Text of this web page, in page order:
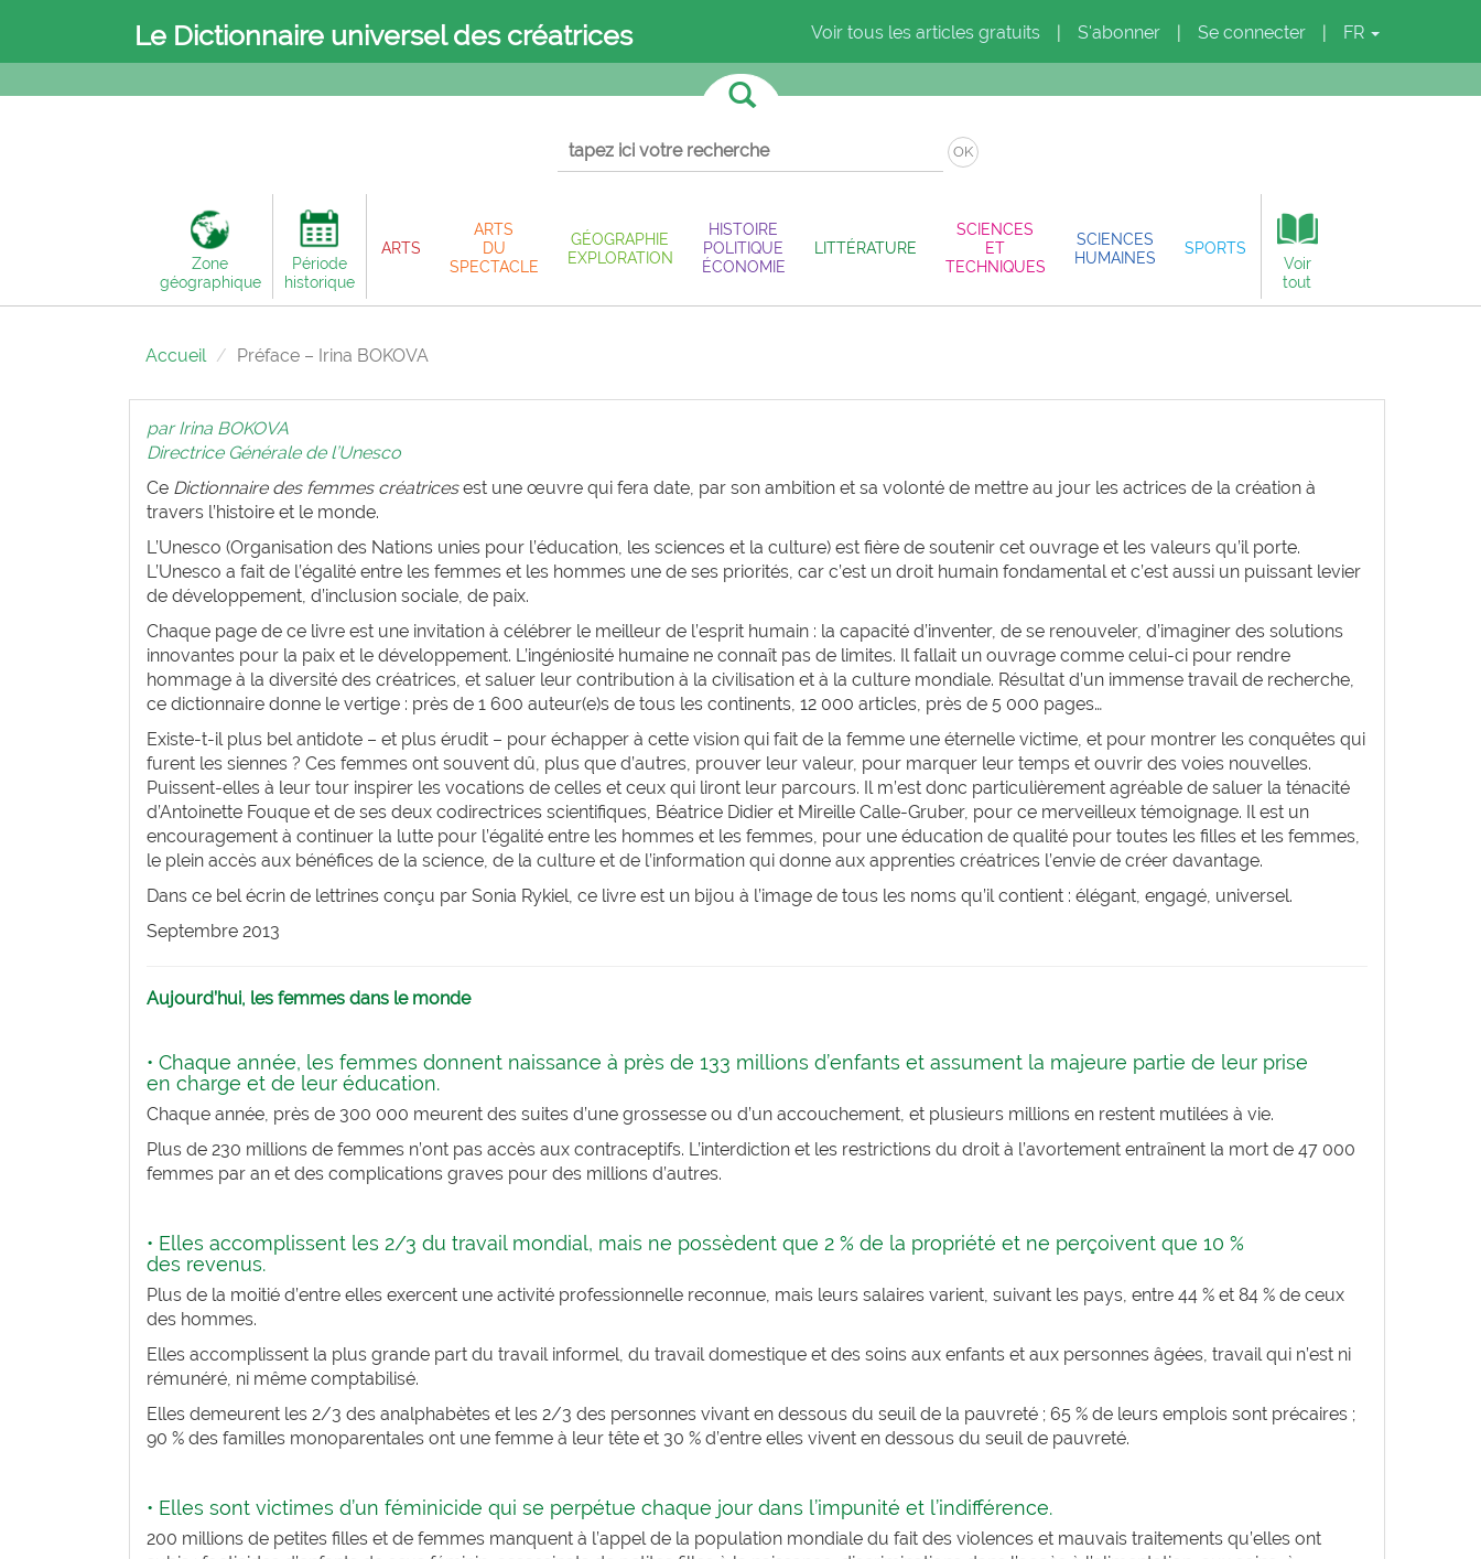
Le Dictionnaire universel des créatrices Voir tous les articles gratuits S'abonner Se connecter FR
OK
Zone
géographique
Période
historique
ARTS
ARTS
DU
SPECTACLE
GÉOGRAPHIE
EXPLORATION
HISTOIRE
POLITIQUE
ÉCONOMIE
LITTÉRATURE
SCIENCES
ET
TECHNIQUES
SCIENCES
HUMAINES
SPORTS
Voir
tout
Accueil Préface – Irina BOKOVA
par Irina BOKOVA
Directrice Générale de l’Unesco
Ce Dictionnaire des femmes créatricesest une œuvre qui fera date, par son ambition et sa volonté de mettre au jour les actrices de la création à
travers l’histoire et le monde.
L’Unesco (Organisation des Nations unies pour l’éducation, les sciences et la culture) est fière de soutenir cet ouvrage et les valeurs qu’il porte.
L’Unesco a fait de l’égalité entre les femmes et les hommes une de ses priorités, car c’est un droit humain fondamental et c’est aussi un puissant levier
de développement, d’inclusion sociale, de paix.
Chaque page de ce livre est une invitation à célébrer le meilleur de l’esprit humain : la capacité d’inventer, de se renouveler, d’imaginer des solutions
innovantes pour la paix et le développement. L’ingéniosité humaine ne connaît pas de limites. Il fallait un ouvrage comme celui-ci pour rendre
hommage à la diversité des créatrices, et saluer leur contribution à la civilisation et à la culture mondiale. Résultat d’un immense travail de recherche,
ce dictionnaire donne le vertige : près de 1 600 auteur(e)s de tous les continents, 12 000 articles, près de 5 000 pages…
Existe-t-il plus bel antidote – et plus érudit – pour échapper à cette vision qui fait de la femme une éternelle victime, et pour montrer les conquêtes qui
furent les siennes ? Ces femmes ont souvent dû, plus que d’autres, prouver leur valeur, pour marquer leur temps et ouvrir des voies nouvelles.
Puissent-elles à leur tour inspirer les vocations de celles et ceux qui liront leur parcours. Il m’est donc particulièrement agréable de saluer la ténacité
d’Antoinette Fouque et de ses deux codirectrices scientifiques, Béatrice Didier et Mireille Calle-Gruber, pour ce merveilleux témoignage. Il est un
encouragement à continuer la lutte pour l’égalité entre les hommes et les femmes, pour une éducation de qualité pour toutes les filles et les femmes,
le plein accès aux bénéfices de la science, de la culture et de l’information qui donne aux apprenties créatrices l’envie de créer davantage.
Dans ce bel écrin de lettrines conçu par Sonia Rykiel, ce livre est un bijou à l’image de tous les noms qu’il contient : élégant, engagé, universel.
Septembre 2013
Aujourd’hui, les femmes dans le monde
• Chaque année, les femmes donnent naissance à près de 133 millions d’enfants et assument la majeure partie de leur prise
en charge et de leur éducation.
Chaque année, près de 300 000 meurent des suites d’une grossesse ou d’un accouchement, et plusieurs millions en restent mutilées à vie.
Plus de 230 millions de femmes n’ont pas accès aux contraceptifs. L’interdiction et les restrictions du droit à l’avortement entraînent la mort de 47 000
femmes par an et des complications graves pour des millions d’autres.
• Elles accomplissent les 2/3 du travail mondial, mais ne possèdent que 2 % de la propriété et ne perçoivent que 10 %
des revenus.
Plus de la moitié d’entre elles exercent une activité professionnelle reconnue, mais leurs salaires varient, suivant les pays, entre 44 % et 84 % de ceux
des hommes.
Elles accomplissent la plus grande part du travail informel, du travail domestique et des soins aux enfants et aux personnes âgées, travail qui n’est ni
rémunéré, ni même comptabilisé.
Elles demeurent les 2/3 des analphabètes et les 2/3 des personnes vivant en dessous du seuil de la pauvreté ; 65 % de leurs emplois sont précaires ;
90 % des familles monoparentales ont une femme à leur tête et 30 % d’entre elles vivent en dessous du seuil de pauvreté.
• Elles sont victimes d’un féminicide qui se perpétue chaque jour dans l’impunité et l’indifférence.
200 millions de petites filles et de femmes manquent à l’appel de la population mondiale du fait des violences et mauvais traitements qu’elles ont